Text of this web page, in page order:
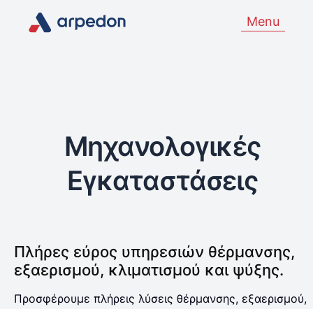
Menu
Μηχανολογικές
Εγκαταστάσεις
Πλήρες εύρος υπηρεσιών θέρμανσης,
εξαερισμού, κλιματισμού και ψύξης.
Προσφέρουμε πλήρεις λύσεις θέρμανσης, εξαερισμού,